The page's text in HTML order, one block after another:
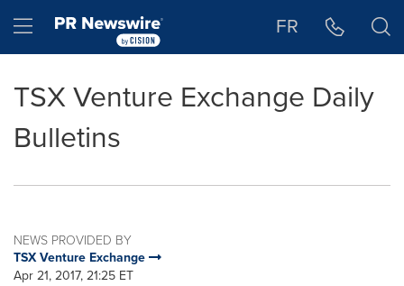
Hamburger menu FR
TSX Venture Exchange Daily
Bulletins
NEWS PROVIDED BY
TSX Venture Exchange
Apr 21, 2017, 21:25 ET